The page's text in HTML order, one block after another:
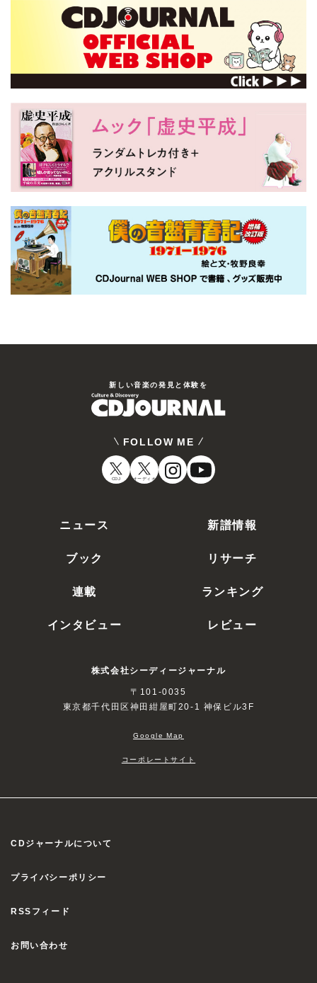
新しい⾳楽の発⾒と体験を
FOLLOW ME
CDJ オーディオ
ニュース
新譜情報
ブック
リサーチ
連載
ランキング
インタビュー
レビュー
株式会社シーディージャーナル
〒101-0035
東京都千代田区神田紺屋町20-1 神保ビル3F
Google Map
コーポレートサイト
CDジャーナルについて
プライバシーポリシー
RSSフィード
お問い合わせ